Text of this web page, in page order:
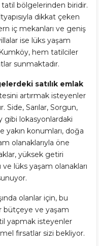
bölgelerinden biridir.
dikkat çeken
iç mekanları ve geniş
ise lüks yaşam
hem tatilciler
sunmaktadır.
satılık emlak
artırmak isteyenler
Side, Sarılar, Sorgun,
gibi lokasyonlardaki
yakın konumları, doğa
olanaklarıyla öne
yüksek getiri
lüks yaşam olanakları
olanlar için, bu
bütçeye ve yaşam
yapmak isteyenler
fırsatlar sizi bekliyor.